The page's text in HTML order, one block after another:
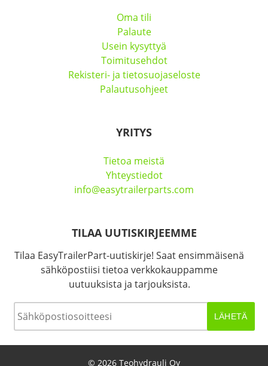
Oma tili
Palaute
Usein kysyttyä
Toimitusehdot
Rekisteri- ja tietosuojaseloste
Palautusohjeet
YRITYS
Tietoa meistä
Yhteystiedot
info@easytrailerparts.com
TILAA UUTISKIRJEEMME
Tilaa EasyTrailerPart-uutiskirje! Saat ensimmäisenä
sähköpostiisi tietoa verkkokauppamme
uutuuksista ja tarjouksista.
© 2026 Teohydrauli Oy